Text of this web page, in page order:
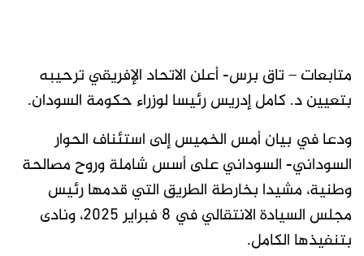
متابعات – تاق برس- أعلن الاتحاد الإفريقي ترحيبه
بتعيين د. كامل إدريس رئيسا لوزراء حكومة السودان.
ودعا في بيان أمس الخميس إلى استئناف الحوار
السوداني- السوداني على أسس شاملة وروح مصالحة
وطنية، مشيدا بخارطة الطريق التي قدمها رئيس
مجلس السيادة الانتقالي في 8 فبراير 2025، ونادى
بتنفيذها الكامل.